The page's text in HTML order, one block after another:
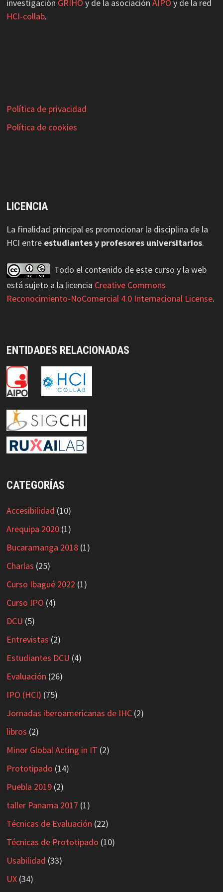
investigación GRIHO y de la asociación AIPO y de la red
HCI-collab.
Política de privacidad
Política de cookies
LICENCIA
La finalidad principal es promocionar la disciplina de la
HCI entre estudiantes y profesores universitarios.
Todo el contenido de este curso y la web
está sujeto a la licencia Creative Commons
Reconocimiento-NoComercial 4.0 Internacional License.
ENTIDADES RELACIONADAS
CATEGORÍAS
Accesibilidad (10)
Arequipa 2020(1)
Bucaramanga 2018(1)
Charlas (25)
Curso Ibagué 2022 (1)
Curso IPO (4)
DCU (5)
Entrevistas (2)
Estudiantes DCU (4)
Evaluación (26)
IPO (HCI) (75)
Jornadas iberoamericanas de IHC(2)
libros (2)
Minor Global Acting in IT (2)
Prototipado (14)
Puebla 2019(2)
taller Panama 2017 (1)
Técnicas de Evaluación (22)
Técnicas de Prototipado (10)
Usabilidad (33)
UX(34)